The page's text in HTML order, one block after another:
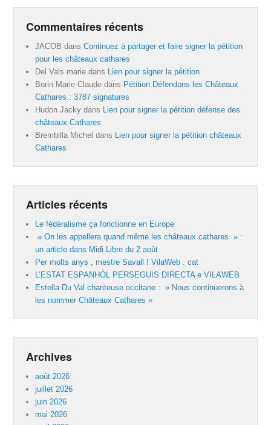
Commentaires récents
JACOB dansContinuez à partager et faire signer la pétition
pour les châteaux cathares
Del Vals marie dans
Lien pour signer la pétition
Borin Marie-Claude dans Pétition Défendons les Châteaux
Cathares : 3787 signatures
Hudon Jacky dans
Lien pour signer la pétition défense des
châteaux Cathares
Brembilla Michel dans
Lien pour signer la pétition châteaux
Cathares
Articles récents
Le fédéralisme ça fonctionne en Europe
» On les appellera quand même les châteaux cathares » :
un article dans Midi Libre du 2 août
Per molts anys , mestre Savall ! VilaWeb . cat
L’ESTAT ESPANHÒL PERSEGUIS DIRECTA e VILAWEB
Estella Du Val chanteuse occitane : » Nous continuerons à
les nommer Châteaux Cathares «
Archives
août 2026
juillet 2026
juin 2026
mai 2026